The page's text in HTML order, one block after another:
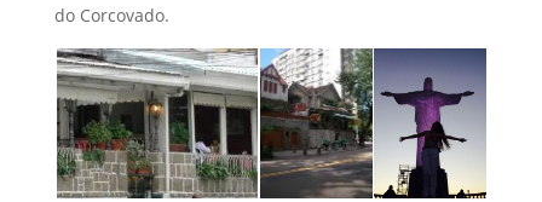
do Corcovado.